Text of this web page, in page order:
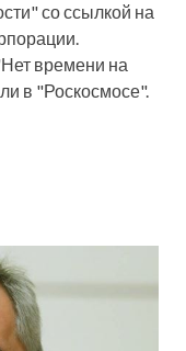
со ссылкой на
времени на
в "Роскосмосе".